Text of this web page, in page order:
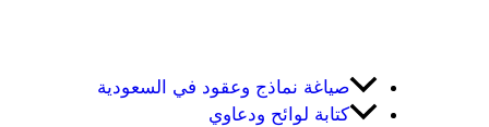
صياغة نماذج وعقود في السعودية
كتابة لوائح ودعاوي